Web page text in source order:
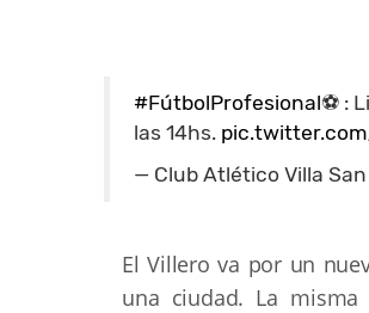
#FútbolProfesional⚽️ :
las 14hs.
— Club Atlético Villa
El Villero va por un
una ciudad. La